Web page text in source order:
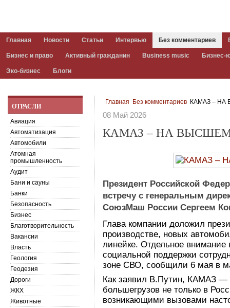
Главная Новости Статьи Интервью Без комментариев
Бизнес и право Активный гражданин Business music Бизнес-
Эко-бизнес Блоги
Главная Без комментариев КАМАЗ –
08 Май 2026
КАМАЗ – НА
Президент Российской
встречу с генеральным
СоюзМаш России Сергеем
Глава компании доложил
производстве, новых
линейке. Отдельное
социальной поддержки
зоне СВО, сообщили 6 мая в
Как заявил В.Путин, КАМАЗ —
большегрузов не только в
возникающими вызовами
ОТРАСЛИ
Авиация
Автоматизация
Автомобили
Атомная
промышленность
Аудит
Бани и сауны
Банки
Безопасность
Бизнес
Благотворительность
Вакансии
Власть
Геология
Геодезия
Дороги
ЖКХ
Животные